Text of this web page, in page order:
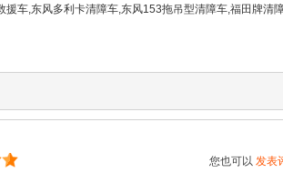
援车,东风多利卡清障车,东风153拖吊型清障车,福田牌清
您也可以 发表